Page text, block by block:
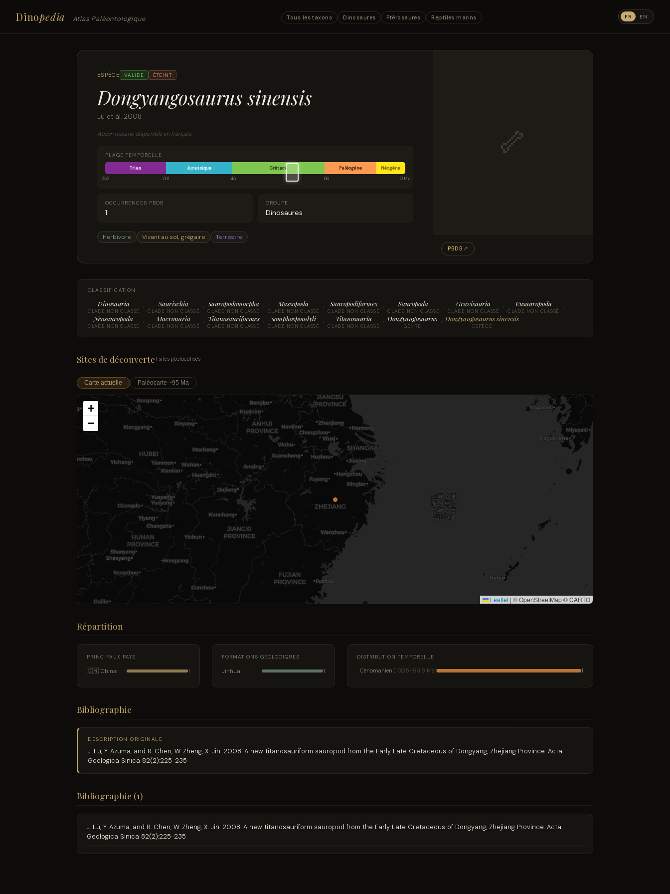
Dinopedia Atlas Paléontologique Tous les taxons Dinosaures Ptérosaures Reptiles marins FR EN
ESPÈCE VALIDE ÉTEINT
Dongyangosaurus sinensis
Lü et al. 2008
Aucun résumé disponible en français.
PLAGE TEMPORELLE
Trias Jurassique Crétacé Paléogène
Néogène
252
201 145 66 0 Ma
OCCURRENCES PBDB
1
GROUPE
Dinosaures
Herbivore Vivant au sol, grégaire Terrestre
🦴
PBDB ↗
CLASSIFICATION
Dinosauria
CLADE NON CLASSÉ › Saurischia
CLADE NON CLASSÉ › Sauropodomorpha
CLADE NON CLASSÉ › Massopoda
CLADE NON CLASSÉ › Sauropodiformes
CLADE NON CLASSÉ › Sauropoda
CLADE NON CLASSÉ › Gravisauria
CLADE NON CLASSÉ › Eusauropoda
CLADE NON CLASSÉ ›
Neosauropoda
CLADE NON CLASSÉ › Macronaria
CLADE NON CLASSÉ › Titanosauriformes
CLADE NON CLASSÉ › Somphospondyli
CLADE NON CLASSÉ › Titanosauria
CLADE NON CLASSÉ › Dongyangosaurus
GENRE › Dongyangosaurus sinensis
ESPÈCE
Sites de découverte1 sites géolocalisés
Carte actuelle Paléocarte ~95 Ma
+
−
Leaflet | © OpenStreetMap © CARTO
Répartition
PRINCIPAUX PAYS
🇨🇳 Chine 1
FORMATIONS GÉOLOGIQUES
Jinhua 1
DISTRIBUTION TEMPORELLE
Cénomanien (100.5–93.9 Ma) 1
Bibliographie
DESCRIPTION ORIGINALE
J. Lü, Y. Azuma, and R. Chen, W. Zheng, X. Jin. 2008. A new titanosauriform sauropod from the Early Late Cretaceous of Dongyang, Zhejiang Province. Acta
Geologica Sinica 82(2):225-235
Bibliographie (1)
J. Lü, Y. Azuma, and R. Chen, W. Zheng, X. Jin. 2008. A new titanosauriform sauropod from the Early Late Cretaceous of Dongyang, Zhejiang Province. Acta
Geologica Sinica 82(2):225-235